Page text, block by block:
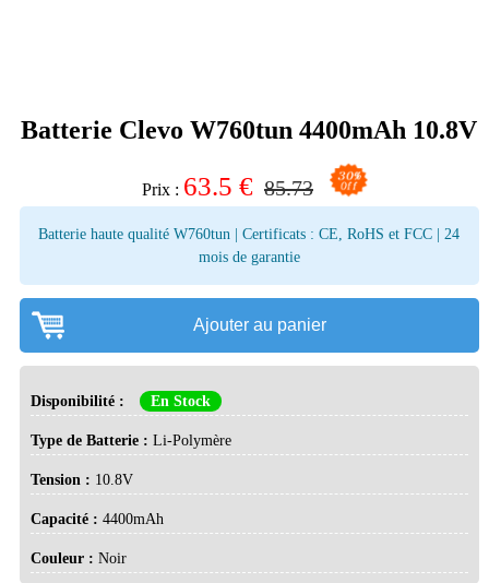
Batterie Clevo W760tun 4400mAh 10.8V
Prix : 63.5 € 85.73
Batterie haute qualité W760tun | Certificats : CE, RoHS et FCC | 24
mois de garantie
Ajouter au panier
Disponibilité : En Stock
Type de Batterie :Li-Polymère
Tension : 10.8V
Capacité :4400mAh
Couleur :Noir